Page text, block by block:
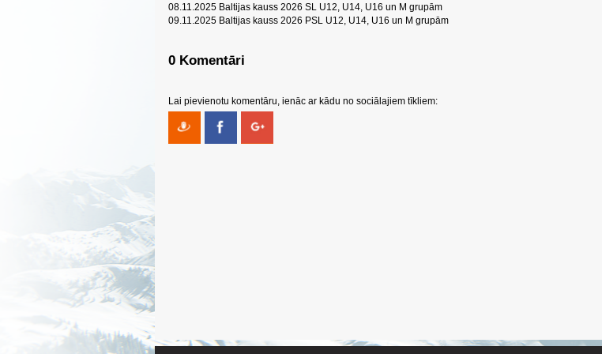
08.11.2025 Baltijas kauss 2026 SL U12, U14, U16 un M grupām
09.11.2025 Baltijas kauss 2026 PSL U12, U14, U16 un M grupām
0 Komentāri
Lai pievienotu komentāru, ienāc ar kādu no sociālajiem tīkliem: